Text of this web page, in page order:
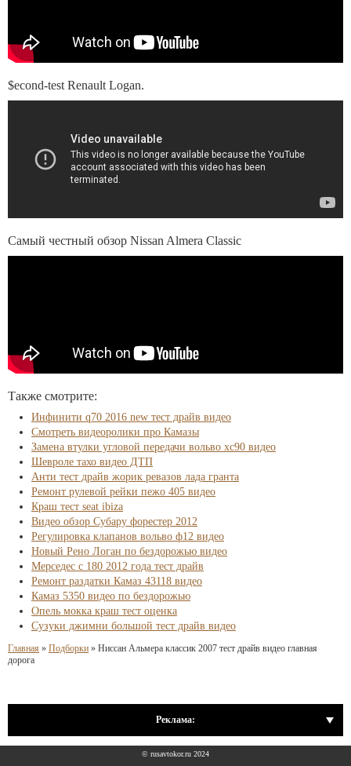
$econd-test Renault Logan.
Самый честный обзор Nissan Almera Classic
Также смотрите:
Инфинити q70 2016 new тест драйв видео
Смотреть видеоролики про Камазы
Замена втулки угловой передачи вольво хс90 видео
Шевроле тахо видео ДТП
Анти тест драйв жорик ревазов лада гранта
Ремонт рулевой рейки пежо 405 видео
Краш тест seat ibiza
Видео обзор Субару форестер 2012
Регулировка клапанов вольво ф12 видео
Новый Рено Логан по бездорожью видео
Мерседес с 180 2012 года тест драйв
Ремонт раздатки Камаз 43118 видео
Камаз 5350 видео по бездорожью
Опель мокка краш тест оценка
Сузуки джимни большой тест драйв видео
Главная » Подборки » Ниссан Альмера классик 2007 тест драйв видео главная
дорога
Реклама:
© rusavtokor.ru 2024